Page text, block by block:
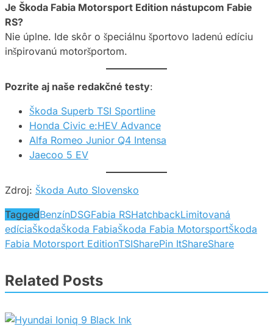
Je Škoda Fabia Motorsport Edition nástupcom Fabie
RS?
Nie úplne. Ide skôr o špeciálnu športovo ladenú edíciu
inšpirovanú motoršportom.
Pozrite aj naše redakčné testy:
Škoda Superb TSI Sportline
Honda Civic e:HEV Advance
Alfa Romeo Junior Q4 Intensa
Jaecoo 5 EV
Zdroj: Škoda Auto Slovensko
TaggedBenzínDSGFabia RSHatchbackLimitovaná
edíciaŠkodaŠkoda FabiaŠkoda Fabia MotorsportŠkoda
Fabia Motorsport EditionTSISharePin ItShareShare
Related Posts